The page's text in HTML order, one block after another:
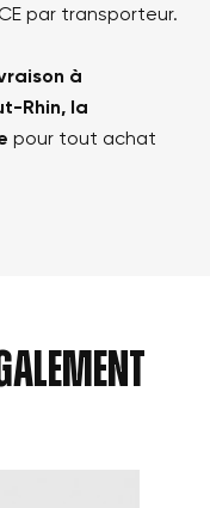
par transporteur.
à
Rhin, la
pour tout achat